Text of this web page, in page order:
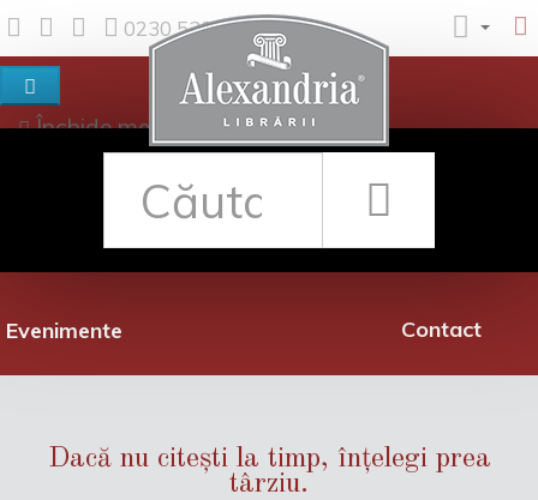
0230 530 342
Închide meniul
Evenimente
Rețea librării
Contact
Dacă nu citești la timp, înțelegi prea
târziu.